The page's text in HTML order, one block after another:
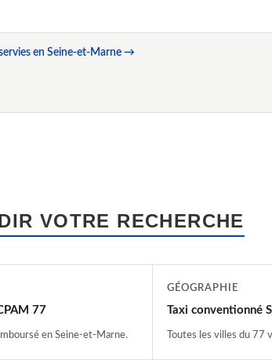
en Seine-et-Marne →
VOTRE RECHERCHE
77
en Seine-et-Marne.
GÉOGRAPHIE
Taxi conventionné
Toutes les villes du 77